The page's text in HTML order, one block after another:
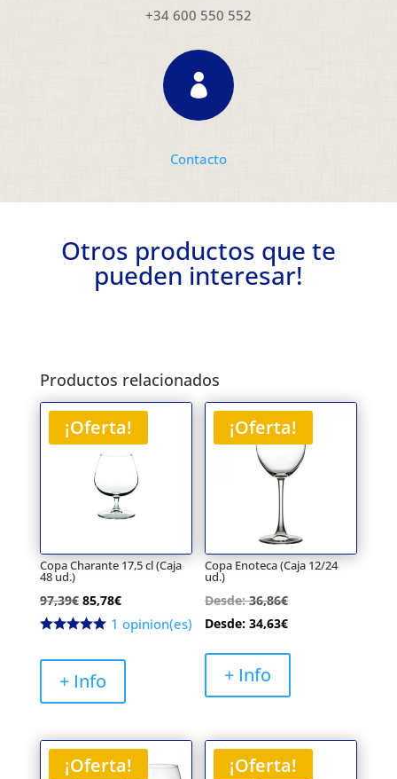
+34 600 550 552

Contacto
Otros productos que te
pueden interesar!
Productos relacionados
¡Oferta!
Copa Charante 17,5 cl (Caja
48 ud.)
97,39€ El
precio
97,39€.
85,78€El
precio
1 opinion(es)
+ Info
¡Oferta!
Copa Enoteca (Caja 12/24
ud.)
Desde:36,86€
Desde:34,63€
+ Info
¡Oferta! ¡Oferta!